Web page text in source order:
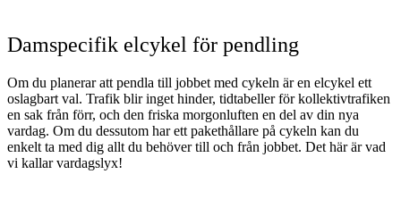
Damspecifik elcykel för pendling
Om du planerar att pendla till jobbet med cykeln är en elcykel ett
oslagbart val. Trafik blir inget hinder, tidtabeller för kollektivtrafiken
en sak från förr, och den friska morgonluften en del av din nya
vardag. Om du dessutom har ett pakethållare på cykeln kan du
enkelt ta med dig allt du behöver till och från jobbet. Det här är vad
vi kallar vardagslyx!